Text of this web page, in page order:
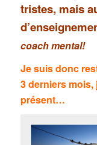
tristes, mais
coach mental!
Je suis donc
3 derniers
présent…